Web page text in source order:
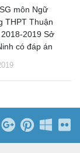
môn Ngữ
THPT Thuận
2019 Sở
có đáp án